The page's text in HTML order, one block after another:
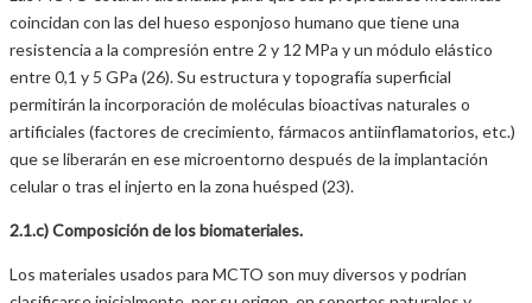
coincidan con las del hueso esponjoso humano que tiene una
resistencia a la compresión entre 2 y 12 MPa y un módulo elástico
entre 0,1 y 5 GPa (26). Su estructura y topografía superficial
permitirán la incorporación de moléculas bioactivas naturales o
artificiales (factores de crecimiento, fármacos antiinflamatorios, etc.)
que se liberarán en ese microentorno después de la implantación
celular o tras el injerto en la zona huésped (23).
2.1.c) Composición de los biomateriales.
Los materiales usados para MCTO son muy diversos y podrían